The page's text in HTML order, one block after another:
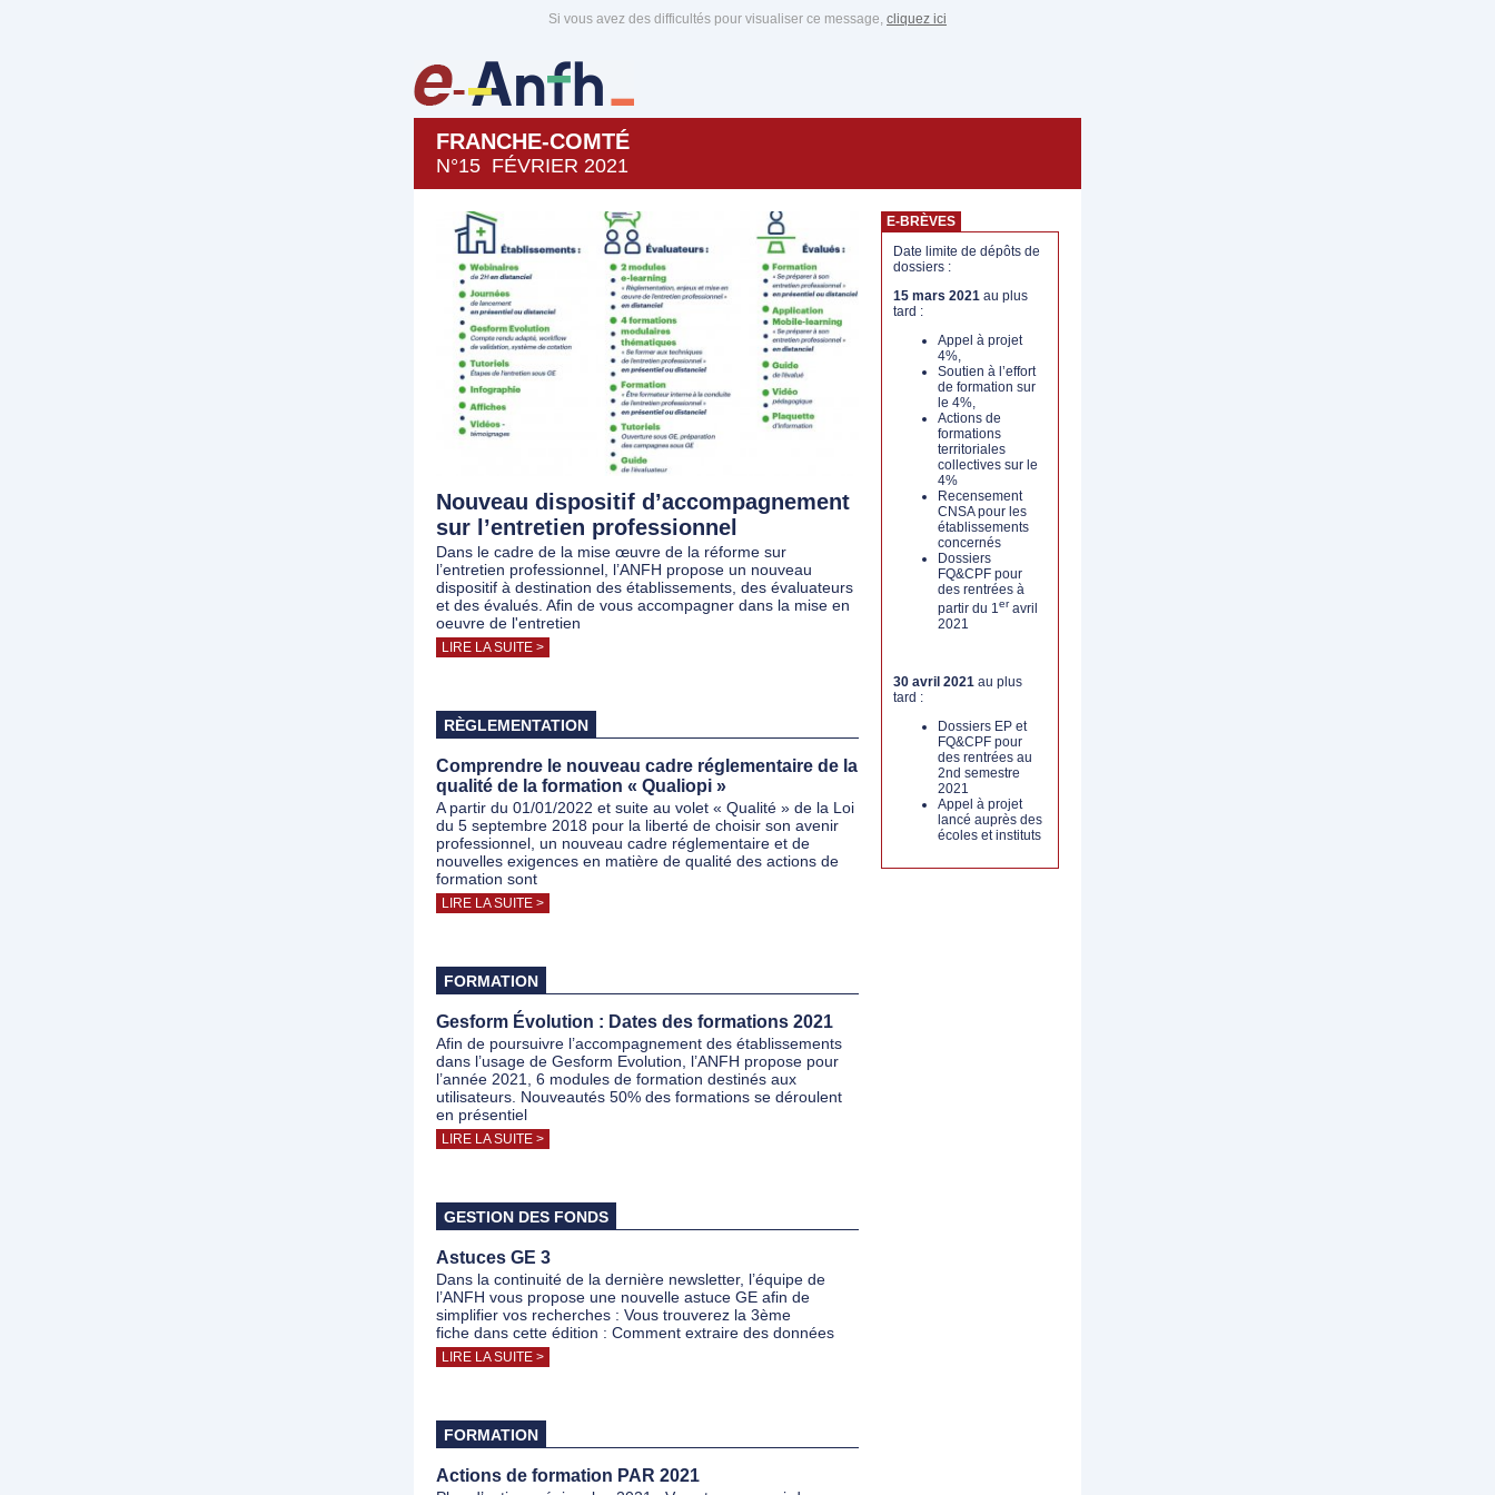
Si vous avez des difficultés pour visualiser ce message, cliquez ici
FRANCHE-COMTÉ
N°15 FÉVRIER 2021
Nouveau dispositif d’accompagnement
sur l’entretien professionnel
Dans le cadre de la mise œuvre de la réforme sur
l’entretien professionnel, l’ANFH propose un nouveau
dispositif à destination des établissements, des évaluateurs
et des évalués. Afin de vous accompagner dans la mise en
oeuvre de l'entretien
LIRE LA SUITE >
RÈGLEMENTATION
Comprendre le nouveau cadre réglementaire de la
qualité de la formation « Qualiopi »
A partir du 01/01/2022 et suite au volet « Qualité » de la Loi
du 5 septembre 2018 pour la liberté de choisir son avenir
professionnel, un nouveau cadre réglementaire et de
nouvelles exigences en matière de qualité des actions de
formation sont
LIRE LA SUITE >
FORMATION
Gesform Évolution : Dates des formations 2021
Afin de poursuivre l’accompagnement des établissements
dans l’usage de Gesform Evolution, l’ANFH propose pour
l’année 2021, 6 modules de formation destinés aux
utilisateurs. Nouveautés 50% des formations se déroulent
en présentiel
LIRE LA SUITE >
GESTION DES FONDS
Astuces GE 3
Dans la continuité de la dernière newsletter, l’équipe de
l’ANFH vous propose une nouvelle astuce GE afin de
simplifier vos recherches : Vous trouverez la 3ème
fiche dans cette édition : Comment extraire des données
LIRE LA SUITE >
FORMATION
Actions de formation PAR 2021
E-BRÈVES
Date limite de dépôts de
dossiers :
15 mars 2021 au plus
tard :
Appel à projet
4%,
Soutien à l’effort
de formation sur
le 4%,
Actions de
formations
territoriales
collectives sur le
4%
Recensement
CNSA pour les
établissements
concernés
Dossiers
FQ&CPF pour
des rentrées à
partir du 1er avril
2021
30 avril 2021 au plus
tard :
Dossiers EP et
FQ&CPF pour
des rentrées au
2nd semestre
2021
Appel à projet
lancé auprès des
écoles et instituts